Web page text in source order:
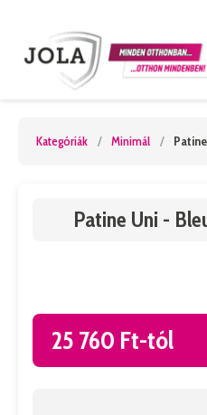
Kategóriák / Minimál /
Patine Uni -
25 760 Ft-tól